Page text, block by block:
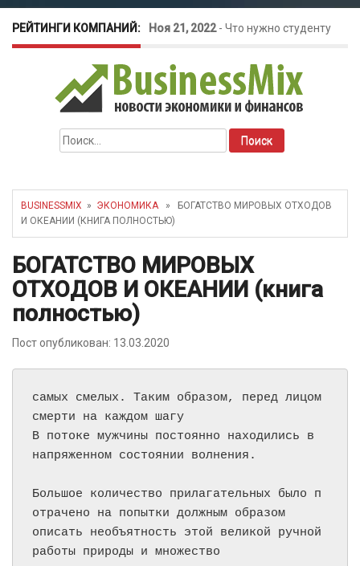
РЕЙТИНГИ КОМПАНИЙ: Ноя 21, 2022- Что нужно студенту
для открытия бизнеса?
Окт 26, 2022-Телефония для
amoCRM: лучшие инструменты для
бизнеса
Май 16, 2022
как защитить свой бизнес?
Найти:
BUSINESSMIX » ЭКОНОМИКА» БОГАТСТВО МИРОВЫХ ОТХОДОВ
И ОКЕАНИИ (КНИГА ПОЛНОСТЬЮ)
БОГАТСТВО МИРОВЫХ
ОТХОДОВ И ОКЕАНИИ (книга
полностью)
Пост опубликован: 13.03.2020
самых смелых. Таким образом, перед лицом
смерти на каждом шагу
В потоке мужчины постоянно находились в
напряженном состоянии волнения.
Большое количество прилагательных было п
отрачено на попытки должным образом
описать необъятность этой великой ручной
работы природы и множество